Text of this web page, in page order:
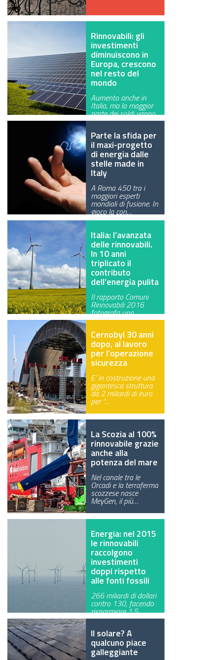
Rinnovabili: gli
investimenti
diminuiscono in
Europa, crescono
nel resto del
mondo
Aumento anche in
Italia, ma la maggior
parte dei soldi vanno
all’ester…
Parte la sfida per
il maxi-progetto
di energia dalle
stelle made in
Italy
A Roma 450 tra i
maggiori esperti
mondiali di fusione. In
gioco la con…
Italia: l’avanzata
delle rinnovabili.
In 10 anni
triplicato il
contributo
dell’energia pulita
Il rapporto Comuni
Rinnovabili 2016
fotografa una
costante crescita de…
Cernobyl 30 anni
dopo, al lavoro
per l’operazione
sicurezza
E’ in costruzione una
gigantesca struttura
da 2 miliardi di euro
per “…
La Scozia al 100%
rinnovabile grazie
anche alla
potenza del mare
Nel canale tra le
Orcadi e la terraferma
scozzese nasce
MeyGen, il più…
Energia: nel 2015
le rinnovabili
raccolgono
investimenti
doppi rispetto
alle fonti fossili
266 miliardi di dollari
contro 130, facendo
risparmiare 1,5
gigatonnel…
Il solare? A
qualcuno piace
galleggiante